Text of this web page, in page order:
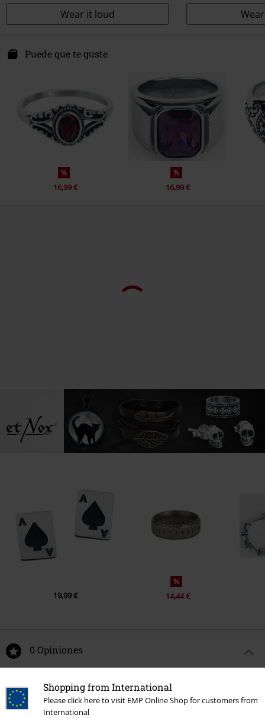
Shopping from International
Please click here to visit EMP Online Shop for customers from
International
Wear it loud
Puede que te guste
%
16,99 €
%
16,99 €
19,99 €
%
14,44 €
0 Opiniones
Dinos qué opinas de "Snake".
Escribe una reseña